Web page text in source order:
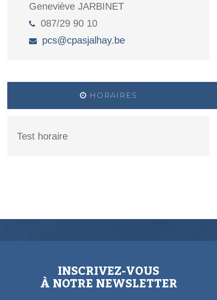
Geneviève JARBINET
087/29 90 10
pcs@cpasjalhay.be
HORAIRES
Test horaire
INSCRIVEZ-VOUS
À NOTRE NEWSLETTER